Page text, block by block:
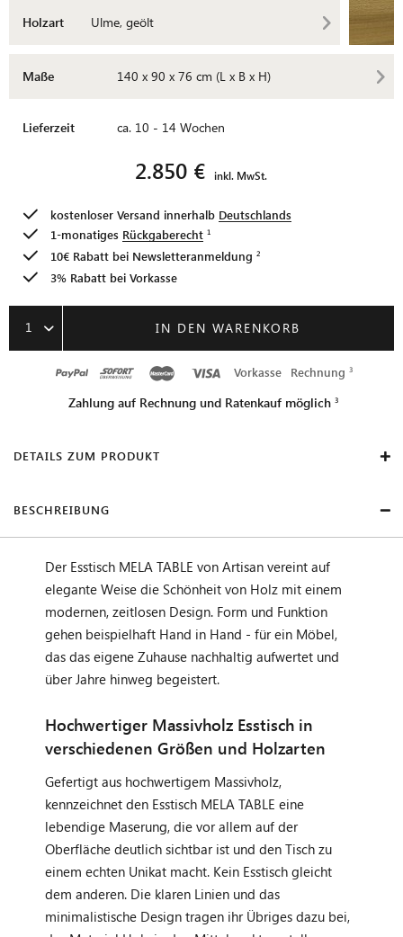
Holzart Ulme, geölt
Maße 140 x 90 x 76 cm (L x B x H)
Lieferzeit ca. 10 - 14 Wochen
2.850 € inkl. MwSt.
kostenloser Versand innerhalb Deutschlands
1-monatiges Rückgaberecht
10€ Rabatt bei Newsletteranmeldung
3% Rabatt bei Vorkasse
1 IN DEN WARENKORB
Vorkasse Rechnung
Zahlung auf Rechnung und Ratenkauf möglich
DETAILS ZUM PRODUKT
BESCHREIBUNG
Der Esstisch MELA TABLE von Artisan vereint auf
elegante Weise die Schönheit von Holz mit einem
modernen, zeitlosen Design. Form und Funktion
gehen beispielhaft Hand in Hand - für ein Möbel,
das das eigene Zuhause nachhaltig aufwertet und
über Jahre hinweg begeistert.
Hochwertiger Massivholz Esstisch in
verschiedenen Größen und Holzarten
Gefertigt aus hochwertigem Massivholz,
kennzeichnet den Esstisch MELA TABLE eine
lebendige Maserung, die vor allem auf der
Oberfläche deutlich sichtbar ist und den Tisch zu
einem echten Unikat macht. Kein Esstisch gleicht
dem anderen. Die klaren Linien und das
minimalistische Design tragen ihr Übriges dazu bei,